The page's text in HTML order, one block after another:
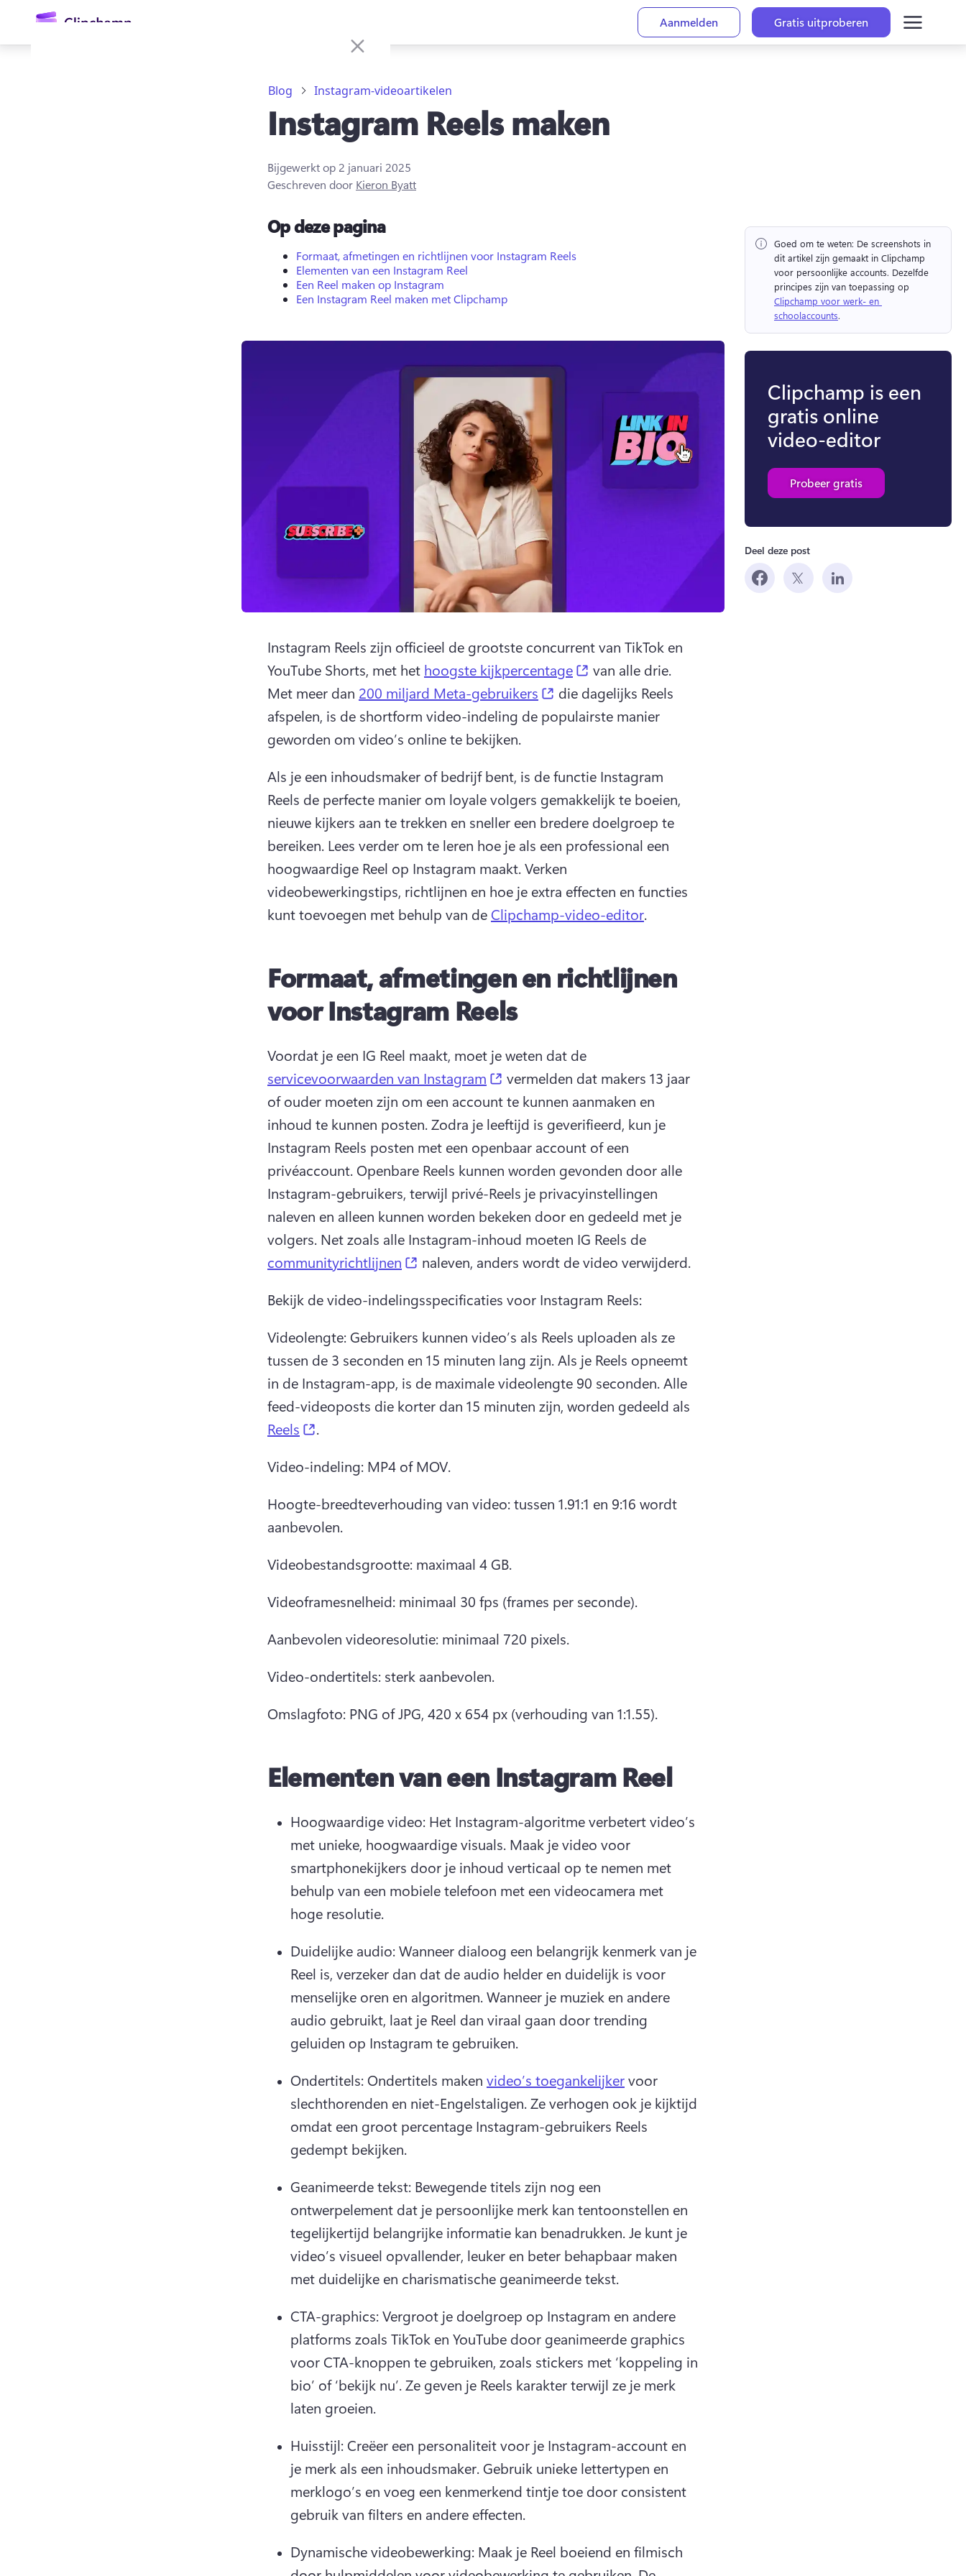
Aanmelden
Gratis uitproberen
Blog Instagram-videoartikelen
Instagram Reels maken
Bijgewerkt op 2 januari 2025
Geschreven door Kieron Byatt
Op deze pagina
Formaat, afmetingen en richtlijnen voor Instagram Reels
Elementen van een Instagram Reel
Een Reel maken op Instagram
Een Instagram Reel maken met Clipchamp
Instagram Reels zijn officieel de grootste concurrent van TikTok en
YouTube Shorts, met het hoogste kijkpercentage (opens in a new tab)
Met meer dan 200 miljard Meta-gebruikers (opens in a new tab)
die dagelijks Reels
afspelen, is de shortform video-indeling de populairste manier
geworden om video’s online te bekijken.
Als je een inhoudsmaker of bedrijf bent, is de functie Instagram
Reels de perfecte manier om loyale volgers gemakkelijk te boeien,
nieuwe kijkers aan te trekken en sneller een bredere doelgroep te
bereiken. Lees verder om te leren hoe je als een professional een
hoogwaardige Reel op Instagram maakt. Verken
videobewerkingstips, richtlijnen en hoe je extra effecten en functies
kunt toevoegen met behulp van de Clipchamp-video-editor.
Formaat, afmetingen en richtlijnen
voor Instagram Reels
Voordat je een IG Reel maakt, moet je weten dat de
servicevoorwaarden van Instagram
(opens in a new tab)
vermelden dat makers 13 jaar
of ouder moeten zijn om een account te kunnen aanmaken en
inhoud te kunnen posten. Zodra je leeftijd is geverifieerd, kun je
Instagram Reels posten met een openbaar account of een
privéaccount. Openbare Reels kunnen worden gevonden door alle
Instagram-gebruikers, terwijl privé-Reels je privacyinstellingen
naleven en alleen kunnen worden bekeken door en gedeeld met je
volgers. Net zoals alle Instagram-inhoud moeten IG Reels de
communityrichtlijnen
(opens in a new tab)
naleven, anders wordt de video verwijderd.
Bekijk de video-indelingsspecificaties voor Instagram Reels:
Videolengte: Gebruikers kunnen video’s als Reels uploaden als ze
tussen de 3 seconden en 15 minuten lang zijn. Als je Reels opneemt
in de Instagram-app, is de maximale videolengte 90 seconden. Alle
feed-videoposts die korter dan 15 minuten zijn, worden gedeeld als
Reels
(opens in a new tab)
.
Video-indeling: MP4 of MOV.
Hoogte-breedteverhouding van video: tussen 1.91:1 en 9:16 wordt
aanbevolen.
Videobestandsgrootte: maximaal 4 GB.
Videoframesnelheid: minimaal 30 fps (frames per seconde).
Aanbevolen videoresolutie: minimaal 720 pixels.
Video-ondertitels: sterk aanbevolen.
Omslagfoto: PNG of JPG, 420 x 654 px (verhouding van 1:1.55).
Elementen van een Instagram Reel
Hoogwaardige video: Het Instagram-algoritme verbetert video’s
met unieke, hoogwaardige visuals. Maak je video voor
smartphonekijkers door je inhoud verticaal op te nemen met
behulp van een mobiele telefoon met een videocamera met
hoge resolutie.
Duidelijke audio: Wanneer dialoog een belangrijk kenmerk van je
Reel is, verzeker dan dat de audio helder en duidelijk is voor
menselijke oren en algoritmen. Wanneer je muziek en andere
audio gebruikt, laat je Reel dan viraal gaan door trending
geluiden op Instagram te gebruiken.
Ondertitels: Ondertitels maken video’s toegankelijker voor
slechthorenden en niet-Engelstaligen. Ze verhogen ook je kijktijd
omdat een groot percentage Instagram-gebruikers Reels
gedempt bekijken.
Geanimeerde tekst: Bewegende titels zijn nog een
ontwerpelement dat je persoonlijke merk kan tentoonstellen en
tegelijkertijd belangrijke informatie kan benadrukken. Je kunt je
video’s visueel opvallender, leuker en beter behapbaar maken
met duidelijke en charismatische geanimeerde tekst.
CTA-graphics: Vergroot je doelgroep op Instagram en andere
platforms zoals TikTok en YouTube door geanimeerde graphics
voor CTA-knoppen te gebruiken, zoals stickers met ‘koppeling in
bio’ of ‘bekijk nu’. Ze geven je Reels karakter terwijl ze je merk
laten groeien.
Huisstijl: Creëer een personaliteit voor je Instagram-account en
je merk als een inhoudsmaker. Gebruik unieke lettertypen en
merklogo’s en voeg een kenmerkend tintje toe door consistent
gebruik van filters en andere effecten.
Dynamische videobewerking: Maak je Reel boeiend en filmisch
Goed om te weten: De screenshots in
dit artikel zijn gemaakt in Clipchamp
voor persoonlijke accounts. Dezelfde
Clipchamp voor werk- en
schoolaccounts.
Clipchamp is een
gratis online
video-editor
Probeer gratis
Deel deze post